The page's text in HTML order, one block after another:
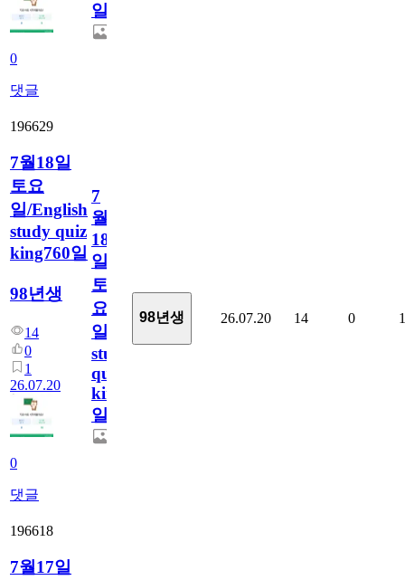
0
댓글
일
196629
7월18일
토요
일/English
study quiz
king760일
98년생
14
0
1
26.07.20
0
댓글
7
월
18
일
토
요
일/English
study
quiz
king760
일
98년생 26.07.20 14 0 1
196618
7월17일